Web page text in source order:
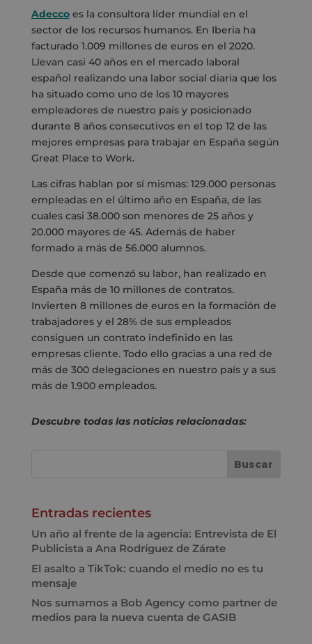
Adeccoes la consultora líder mundial en el
sector de los recursos humanos. En Iberia ha
facturado 1.009 millones de euros en el 2020.
Llevan casi 40 años en el mercado laboral
español realizando una labor social diaria que los
ha situado como uno de los 10 mayores
empleadores de nuestro país y posicionado
durante 8 años consecutivos en el top 12 de las
mejores empresas para trabajar en España según
Great Place to Work.
Las cifras hablan por sí mismas: 129.000 personas
empleadas en el último año en España, de las
cuales casi 38.000 son menores de 25 años y
20.000 mayores de 45. Además de haber
formado a más de 56.000 alumnos.
Desde que comenzó su labor, han realizado en
España más de 10 millones de contratos.
Invierten 8 millones de euros en la formación de
trabajadores y el 28% de sus empleados
consiguen un contrato indefinido en las
empresas cliente. Todo ello gracias a una red de
más de 300 delegaciones en nuestro país y a sus
más de 1.900 empleados.
Descubre todas las noticias relacionadas:
Entradas recientes
Un año al frente de la agencia: Entrevista de El
Publicista a Ana Rodríguez de Zárate
El asalto a TikTok: cuando el medio no es tu
mensaje
Nos sumamos a Bob Agency como partner de
medios para la nueva cuenta de GASIB